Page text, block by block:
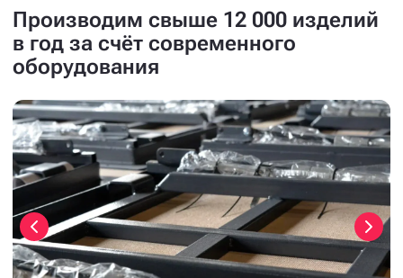
Производим свыше 12 000 изделий
в год за счёт современного
оборудования